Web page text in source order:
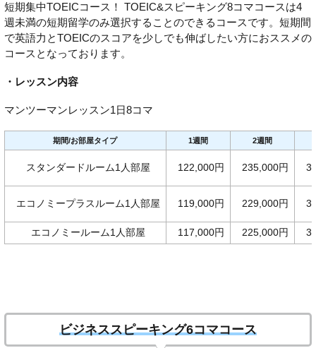
短期集中TOEICコース！ TOEIC&スピーキング8コマコースは4
週未満の短期留学のみ選択することのできるコースです。短期間
で英語力とTOEICのスコアを少しでも伸ばしたい方におススメの
コースとなっております。
・レッスン内容
マンツーマンレッスン1日8コマ
期間/お部屋タイプ 1週間 2週間
スタンダードルーム1人部屋 122,000円 235,000円
エコノミープラスルーム1人部屋 119,000円 229,000円
エコノミールーム1人部屋 117,000円 225,000円
ビジネススピーキング6コマコース